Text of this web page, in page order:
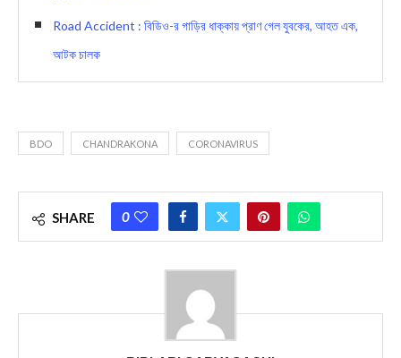
Road Accident : বিডিও-র গাড়ির ধাক্কায় প্রাণ গেল যুবকের, আহত এক,
আটক চালক
BDO CHANDRAKONA CORONAVIRUS
SHARE 0